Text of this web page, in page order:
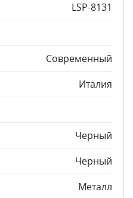
LSP-8131
Современный
Италия
Черный
Черный
Металл